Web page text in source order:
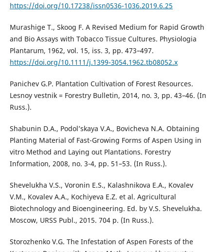
https://doi.org/10.17238/issn0536-1036.2019.6.25
Murashige T., Skoog F. A Revised Medium for Rapid Growth
and Bio Assays with Tobacco Tissue Cultures. Physiologia
Plantarum, 1962, vol. 15, iss. 3, pp. 473–497.
https://doi.org/10.1111/j.1399-3054.1962.tb08052.x
Panichev G.P. Plantation Cultivation of Forest Resources.
Lesnoy vestnik = Forestry Bulletin, 2014, no. 3, pp. 43–46. (In
Russ.).
Shabunin D.A., Podol’skaya V.A., Bovicheva N.A. Obtaining
Planting Material of Fast-Growing Forms of Aspen Using in
vitro Method and Laying out Plantations. Forestry
Information, 2008, no. 3-4, pp. 51–53. (In Russ.).
Shevelukha V.S., Voronin E.S., Kalashnikova E.A., Kovalev
V.M., Kovalev A.A., Kochiyeva E.Z. et al. Agricultural
Biotechnology and Bioengineering. Ed. by V.S. Shevelukha.
Moscow, URSS Publ., 2015. 704 p. (In Russ.).
Storozhenko V.G. The Infestation of Aspen Forests of the